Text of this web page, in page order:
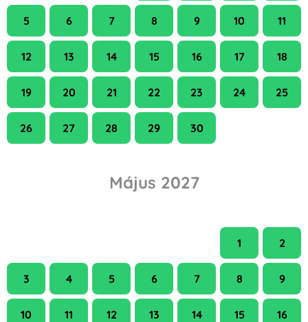
5 6 7 8 9 10 11
12 13 14 15 16 17 18
19 20 21 22 23 24 25
26 27 28 29 30
Május 2027
1
2
3 4 5 6 7 8 9
10 11 12 13 14 15 16